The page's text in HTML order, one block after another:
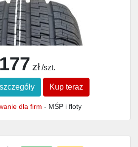
177 zł /szt.
Kup teraz
dla firm - MŚP i floty